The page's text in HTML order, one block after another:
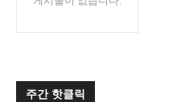
주간 핫클릭